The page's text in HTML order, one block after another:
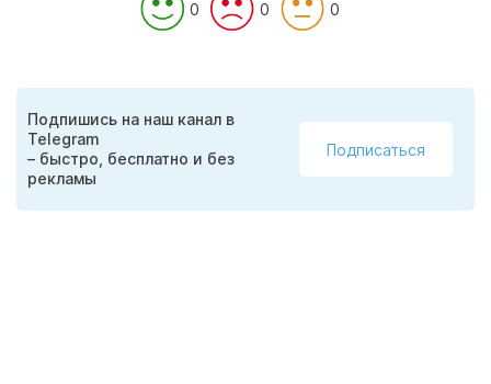
0 0 0
Подпишись на наш канал в
Telegram
– быстро, бесплатно и без
рекламы
Подписаться